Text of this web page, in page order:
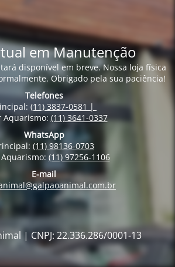
em Manutenção
disponível em breve. Nossa loja física
Obrigado pela sua paciência!
Telefones
(11) 3837-0581 |
Aquarismo: (11) 3641-0337
WhatsApp
(11) 98136-0703
(11) 97256-1106
E-mail
| CNPJ: 22.336.286/0001-13